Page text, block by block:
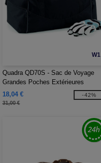
W1
Quadra QD70S - Sac de Voyage
Grandes Poches Extérieures
18,04 €
31,00 €
-42%